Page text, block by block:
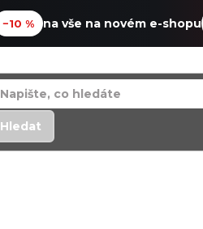
−10 % na vše na novém e-shopu
Hledat